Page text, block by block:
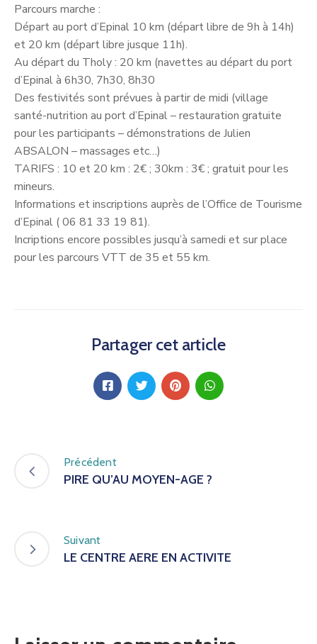
Parcours marche :
Départ au port d’Epinal 10 km (départ libre de 9h à 14h)
et 20 km (départ libre jusque 11h).
Au départ du Tholy : 20 km (navettes au départ du port
d’Epinal à 6h30, 7h30, 8h30
Des festivités sont prévues à partir de midi (village
santé-nutrition au port d’Epinal – restauration gratuite
pour les participants – démonstrations de Julien
ABSALON – massages etc…)
TARIFS : 10 et 20 km : 2€ ; 30km : 3€ ; gratuit pour les
mineurs.
Informations et inscriptions auprès de l’Office de Tourisme
d’Epinal ( 06 81 33 19 81).
Incriptions encore possibles jusqu’à samedi et sur place
pour les parcours VTT de 35 et 55 km.
Partager cet article
Précédent
PIRE QU’AU MOYEN-AGE ?
Suivant
LE CENTRE AERE EN ACTIVITE